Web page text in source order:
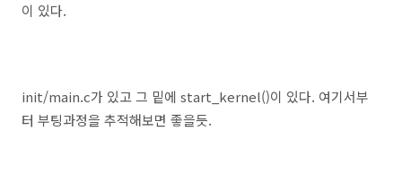
이 있다.
init/main.c가 있고 그 밑에 start_kernel()이 있다. 여기서부
터 부팅과정을 추적해보면 좋을듯.